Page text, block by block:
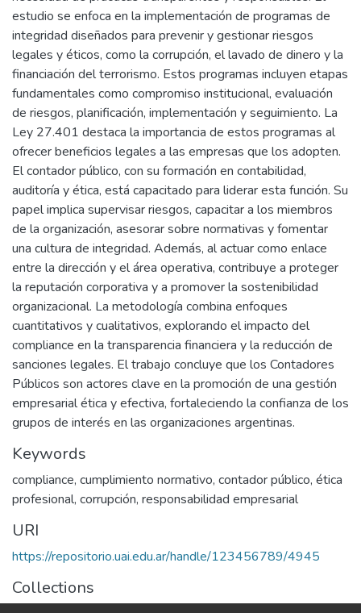
estudio se enfoca en la implementación de programas de
integridad diseñados para prevenir y gestionar riesgos
legales y éticos, como la corrupción, el lavado de dinero y la
financiación del terrorismo. Estos programas incluyen etapas
fundamentales como compromiso institucional, evaluación
de riesgos, planificación, implementación y seguimiento. La
Ley 27.401 destaca la importancia de estos programas al
ofrecer beneficios legales a las empresas que los adopten.
El contador público, con su formación en contabilidad,
auditoría y ética, está capacitado para liderar esta función. Su
papel implica supervisar riesgos, capacitar a los miembros
de la organización, asesorar sobre normativas y fomentar
una cultura de integridad. Además, al actuar como enlace
entre la dirección y el área operativa, contribuye a proteger
la reputación corporativa y a promover la sostenibilidad
organizacional. La metodología combina enfoques
cuantitativos y cualitativos, explorando el impacto del
compliance en la transparencia financiera y la reducción de
sanciones legales. El trabajo concluye que los Contadores
Públicos son actores clave en la promoción de una gestión
empresarial ética y efectiva, fortaleciendo la confianza de los
grupos de interés en las organizaciones argentinas.
Keywords
compliance, cumplimiento normativo, contador público, ética
profesional, corrupción, responsabilidad empresarial
URI
https://repositorio.uai.edu.ar/handle/123456789/4945
Collections